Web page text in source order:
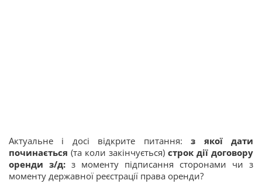
Актуальне і досі відкрите питання:з якої дати
починається (та коли закінчується) строк дії договору
оренди з/д: з моменту підписання сторонами чи з
моменту державної реєстрації права оренди?